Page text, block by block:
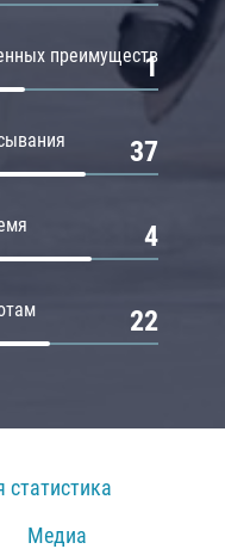
преимуществ
1
37
4
22
Медиа